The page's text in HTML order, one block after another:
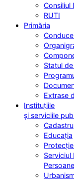
Consiliul
RUTI
Primăria
Statul
Extrase
Instituțiile
și serviciile
Cadastru
Educația
Serviciul